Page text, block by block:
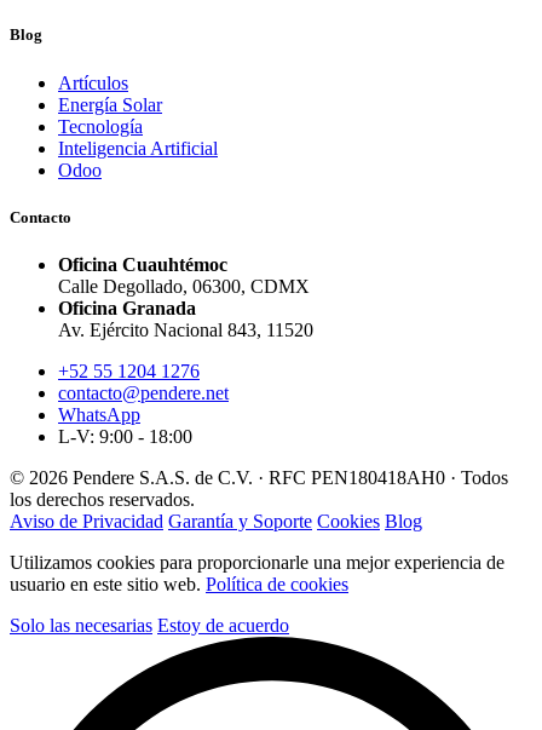
Blog
Artículos
Energía Solar
Tecnología
Inteligencia Artificial
Odoo
Contacto
Oficina Cuauhtémoc
Calle Degollado, 06300, CDMX
Oficina Granada
Av. Ejército Nacional 843, 11520
+52 55 1204 1276
contacto@pendere.net
WhatsApp
L-V: 9:00 - 18:00
© 2026 Pendere S.A.S. de C.V. · RFC PEN180418AH0 · Todos
los derechos reservados.
Aviso de Privacidad Garantía y Soporte Cookies Blog
Utilizamos cookies para proporcionarle una mejor experiencia de
usuario en este sitio web. Política de cookies
Solo las necesarias Estoy de acuerdo